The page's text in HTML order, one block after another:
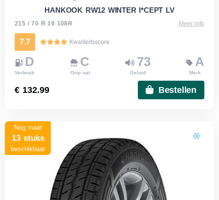
HANKOOK RW12 WINTER I*CEPT LV
215 / 70 R 16 108R Meer info
7.7 Kwaliteitsscore
D
Verbruik
C
Grip nat
73
Geluid
A
Merk
€ 132.99 Bestellen
Nog maar
13 stuks
beschikbaar